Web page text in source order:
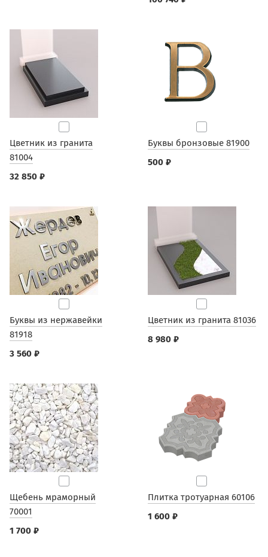
Цветник из гранита
81004
32 850 ₽
Буквы бронзовые 81900
500 ₽
Буквы из нержавейки
81918
3 560 ₽
Цветник из гранита 81036
8 980 ₽
Щебень мраморный
70001
1 700 ₽
Плитка тротуарная 60106
1 600 ₽